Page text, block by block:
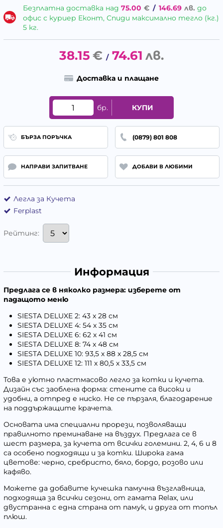
Безплатна доставка над 75.00 € / 146.69 лв. до
офис с куриер Еконт, Спиди максимално тегло (кг.)
5 кг.
38.15 € / 74.61 лв.
Доставка и плащане
бр. КУПИ
БЪРЗА ПОРЪЧКА (0879) 801 808
НАПРАВИ ЗАПИТВАНЕ ДОБАВИ В ЛЮБИМИ
Легла за Кучета
Ferplast
Рейтинг:
Информация
Предлага се в няколко размера: изберете от
падащото меню
SIESTA DELUXE 2: 43 x 28 см
SIESTA DELUXE 4: 54 x 35 см
SIESTA DELUXE 6: 62 x 41 см
SIESTA DELUXE 8: 74 x 48 см
SIESTA DELUXE 10: 93,5 х 88 х 28,5 см
SIESTA DELUXE 12: 111 х 80,5 х 33,5 см
Това е уютно пластмасово легло за котки и кучета.
Дизайн със заоблена форма: стените са високи и
удобни, а отпред е ниско. Не се пързаля, благодарение
на поддържащите крачета.
Основата има специални прорези, позволяващи
правилното преминаване на въздух. Предлага се в
шест размера, за кучета от всички големини. 2, 4, 6 и 8
са особено подходящи и за котки. Широка гама
цветове: черно, сребристо, бяло, бордо, розово или
кафяво.
Можете да добавите кучешка памучна възглавница,
подходяща за всички сезони, от гамата Relax, или
двустранна с една страна от памук, и друга от топъл
плюш.